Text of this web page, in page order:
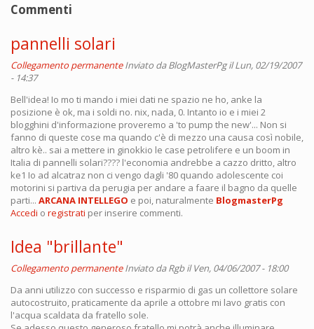
Commenti
pannelli solari
Collegamento permanente Inviato daBlogMasterPgil Lun, 02/19/2007
- 14:37
Bell'idea! Io mo ti mando i miei dati ne spazio ne ho, anke la
posizione è ok, ma i soldi no. nix, nada, 0. Intanto io e i miei 2
blogghini d'informazione proveremo a 'to pump the new'... Non si
fanno di queste cose ma quando c'è di mezzo una causa così nobile,
altro kè.. sai a mettere in ginokkio le case petrolifere e un boom in
Italia di pannelli solari???? l'economia andrebbe a cazzo dritto, altro
ke1 Io ad alcatraz non ci vengo dagli '80 quando adolescente coi
motorini si partiva da perugia per andare a faare il bagno da quelle
parti... ARCANA INTELLEGO e poi, naturalmente BlogmasterPg
Accedi o registrati per inserire commenti.
Idea "brillante"
Collegamento permanente Inviato daRgbil Ven, 04/06/2007 - 18:00
Da anni utilizzo con successo e risparmio di gas un collettore solare
autocostruito, praticamente da aprile a ottobre mi lavo gratis con
l'acqua scaldata da fratello sole.